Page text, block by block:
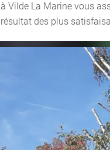
à Vilde La Marine vous
résultat des plus